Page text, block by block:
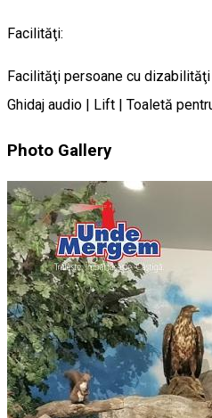
Facilităţi:
Facilităţi persoane cu
Ghidaj audio | Lift | Toaletă
Photo Gallery